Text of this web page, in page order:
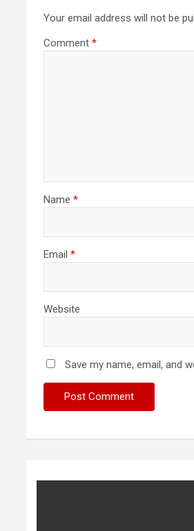
Your email address will not be
Comment *
Name *
Email *
Website
Save my name, email, and